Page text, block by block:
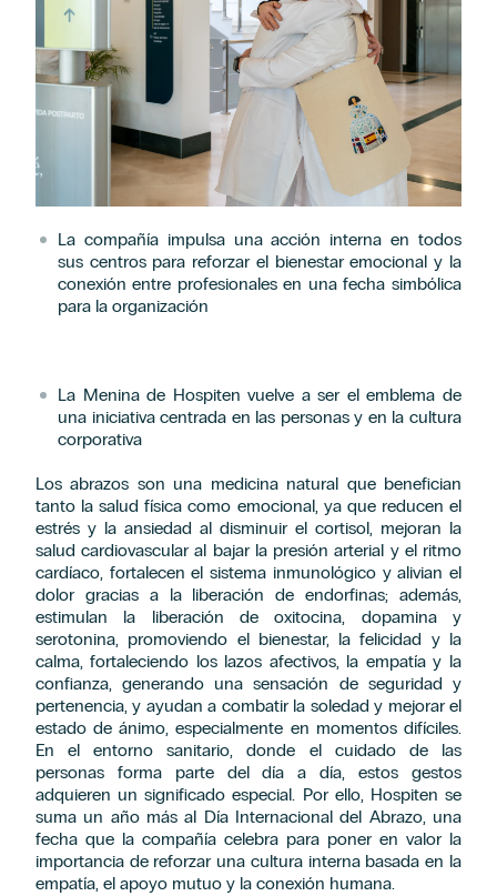
La compañía impulsa una acción interna en todos
sus centros para reforzar el bienestar emocional y la
conexión entre profesionales en una fecha simbólica
para la organización
La Menina de Hospiten vuelve a ser el emblema de
una iniciativa centrada en las personas y en la cultura
corporativa
Los abrazos son una medicina natural que benefician
tanto la salud física como emocional, ya que reducen el
estrés y la ansiedad al disminuir el cortisol, mejoran la
salud cardiovascular al bajar la presión arterial y el ritmo
cardíaco, fortalecen el sistema inmunológico y alivian el
dolor gracias a la liberación de endorfinas; además,
estimulan la liberación de oxitocina, dopamina y
serotonina, promoviendo el bienestar, la felicidad y la
calma, fortaleciendo los lazos afectivos, la empatía y la
confianza, generando una sensación de seguridad y
pertenencia, y ayudan a combatir la soledad y mejorar el
estado de ánimo, especialmente en momentos difíciles.
En el entorno sanitario, donde el cuidado de las
personas forma parte del día a día, estos gestos
adquieren un significado especial. Por ello, Hospiten se
suma un año más al Día Internacional del Abrazo, una
fecha que la compañía celebra para poner en valor la
importancia de reforzar una cultura interna basada en la
empatía, el apoyo mutuo y la conexión humana.